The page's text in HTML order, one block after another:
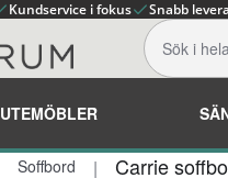
Kundservice i fokus Snabb
UTEMÖBLER
Soffbord Carrie